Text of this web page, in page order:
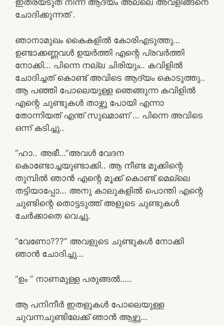
ഇത്രയടുത് നിന്ന് ആദ്യം അല്ലെ അവളിങ്ങനെ
ചോദിക്കുന്നത് .
ഞാനാമുഖം കൈകളിൽ കോരിഎടുത്തു…
ഉണ്ടാക്കണ്ണവൾ ഉയർത്തി എന്റെ പ്രവർത്തി
നോക്കി… പിന്നെ നല്ല ചിരിയും.. കവിളിൽ
ചോദിച്ചത് കൊണ്ട് അവിടെ ആദ്യം കൊടുത്തു..
ആ പഞ്ഞി പോലെയുള്ള ഞെങ്ങുന്ന കവിളിൽ
എന്റെ ചുണ്ടുകൾ താഴ്ന്നു പോയി എന്നാ
തോന്നിയത് എന്ത് സുഖമാണ് … പിന്നെ അവിടെ
ഒന്ന് കടിച്ചു..
“ഹാ.. അഭീ…”അവൾ വേദന
കൊണ്ടോച്ചയുണ്ടാക്കി.. ആ നീണ്ട മൂക്കിന്റെ
തുമ്പിൽ ഞാൻ എന്റെ മൂക്ക് കൊണ്ട് മെല്ലെ
തട്ടിയാപ്പോ… അനു കാലുകളിൽ പൊന്തി എന്റെ
ചുണ്ടിന്റെ തൊട്ടടുത്ത് അളുടെ ചുണ്ടുകൾ
ചേർക്കാതെ വെച്ചു.
“വേണോ???” അവളുടെ ചുണ്ടുകൾ നോക്കി
ഞാൻ ചോദിച്ചു…
“ഉം ” നാണമുള്ള പരുങ്ങൽ…..
ആ പനിനീർ ഇതളുകൾ പോലെയുള്ള
ചുവന്നചുണ്ടിലേക്ക് ഞാൻ ആഴ്ന്നു…